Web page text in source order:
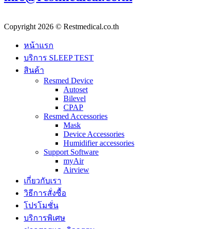
Copyright 2026 © Restmedical.co.th
หน้าแรก
บริการ SLEEP TEST
สินค้า
Resmed Device
Autoset
Bilevel
CPAP
Resmed Accessories
Mask
Device Accessories
Humidifier accessories
Support Software
myAir
Airview
เกี่ยวกับเรา
วิธีการสั่งซื้อ
โปรโมชั่น
บริการพิเศษ